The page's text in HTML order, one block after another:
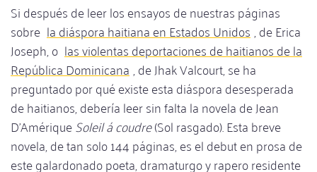
Si después de leer los ensayos de nuestras páginas
sobre la diáspora haitiana en Estados Unidos, de Erica
Joseph, o las violentas deportaciones de haitianos de la
República Dominicana, de Jhak Valcourt, se ha
preguntado por qué existe esta diáspora desesperada
de haitianos, debería leer sin falta la novela de Jean
D'AmériqueSoleil á coudre(Sol rasgado). Esta breve
novela, de tan solo 144 páginas, es el debut en prosa de
este galardonado poeta, dramaturgo y rapero residente